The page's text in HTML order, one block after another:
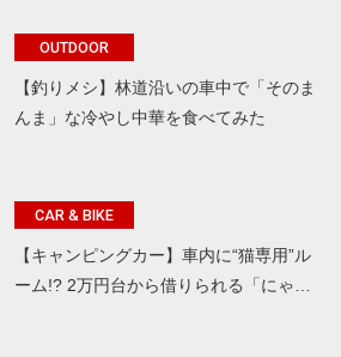
OUTDOOR
【釣りメシ】林道沿いの車中で「そのま
んま」な冷やし中華を食べてみた
CAR & BIKE
【キャンピングカー】車内に“猫専用”ル
ーム!? 2万円台から借りられる「にゃ…